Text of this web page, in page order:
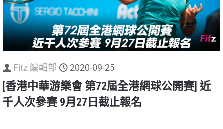
Fitz 編輯部 2020-09-25
[香港中華游樂會 第72屆全港網球公開賽] 近
千人次參賽 9月27日截止報名